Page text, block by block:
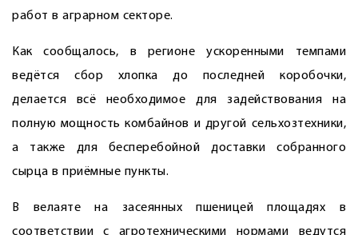
работ в аграрном секторе.
Как сообщалось, в регионе ускоренными темпами
ведётся сбор хлопка до последней коробочки,
делается всё необходимое для задействования на
полную мощность комбайнов и другой сельхозтехники,
а также для бесперебойной доставки собранного
сырца в приёмные пункты.
В велаяте на засеянных пшеницей площадях в
соответствии с агротехническими нормами ведутся